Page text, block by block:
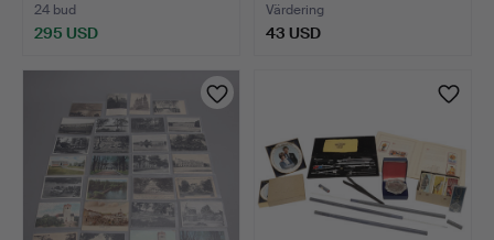
24 bud
295 USD
Värdering
43 USD